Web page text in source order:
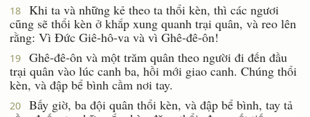
18
Khi ta và những kẻ theo ta thổi kèn, thì các ngươi
cũng sẽ thổi kèn ở khắp xung quanh trại quân, và reo lên
rằng: Vì Ðức Giê-hô-va và vì Ghê-đê-ôn!
19
Ghê-đê-ôn và một trăm quân theo người đi đến đầu
trại quân vào lúc canh ba, hồi mới giao canh. Chúng thổi
kèn, và đập bể bình cầm nơi tay.
20
Bấy giờ, ba đội quân thổi kèn, và đập bể bình, tay tả